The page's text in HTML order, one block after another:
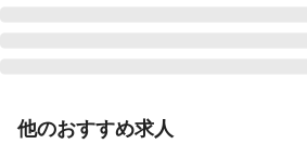
夢眠ホスピタルさいたま
正看護師 正社員（常勤）
《名古屋市千種区》有給消化率100
他のおすすめ求人